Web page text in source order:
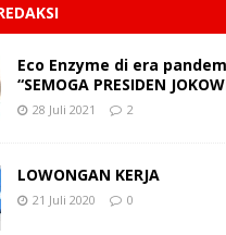
Eco Enzyme di era
“SEMOGA PRESIDEN
28 Juli 2021 2
LOWONGAN KERJA
21 Juli 2020 0